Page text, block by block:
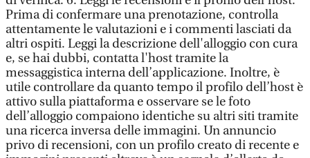
Prima di confermare una prenotazione, controlla
attentamente le valutazioni e i commenti lasciati da
altri ospiti. Leggi la descrizione dell'alloggio con cura
e, se hai dubbi, contatta l'host tramite la
messaggistica interna dell’applicazione. Inoltre, è
utile controllare da quanto tempo il profilo dell’host è
attivo sulla piattaforma e osservare se le foto
dell’alloggio compaiono identiche su altri siti tramite
una ricerca inversa delle immagini. Un annuncio
privo di recensioni, con un profilo creato di recente e